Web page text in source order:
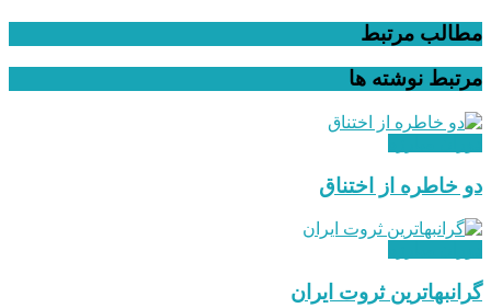
مطالب مرتبط
مرتبط نوشته ها
دو خاطره از اختناق
گرانبهاترین ثروت ایران